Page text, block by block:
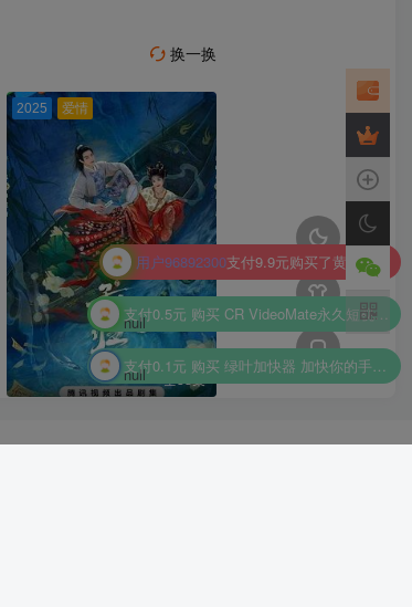
null
支付0.5元 购买 CR VideoMate永久短视频去重搬运CR视频批量剪辑软件
null
支付0.1元 购买 绿叶加快器 加快你的手机网速，不是t
优秀作者支付5￥购买积分